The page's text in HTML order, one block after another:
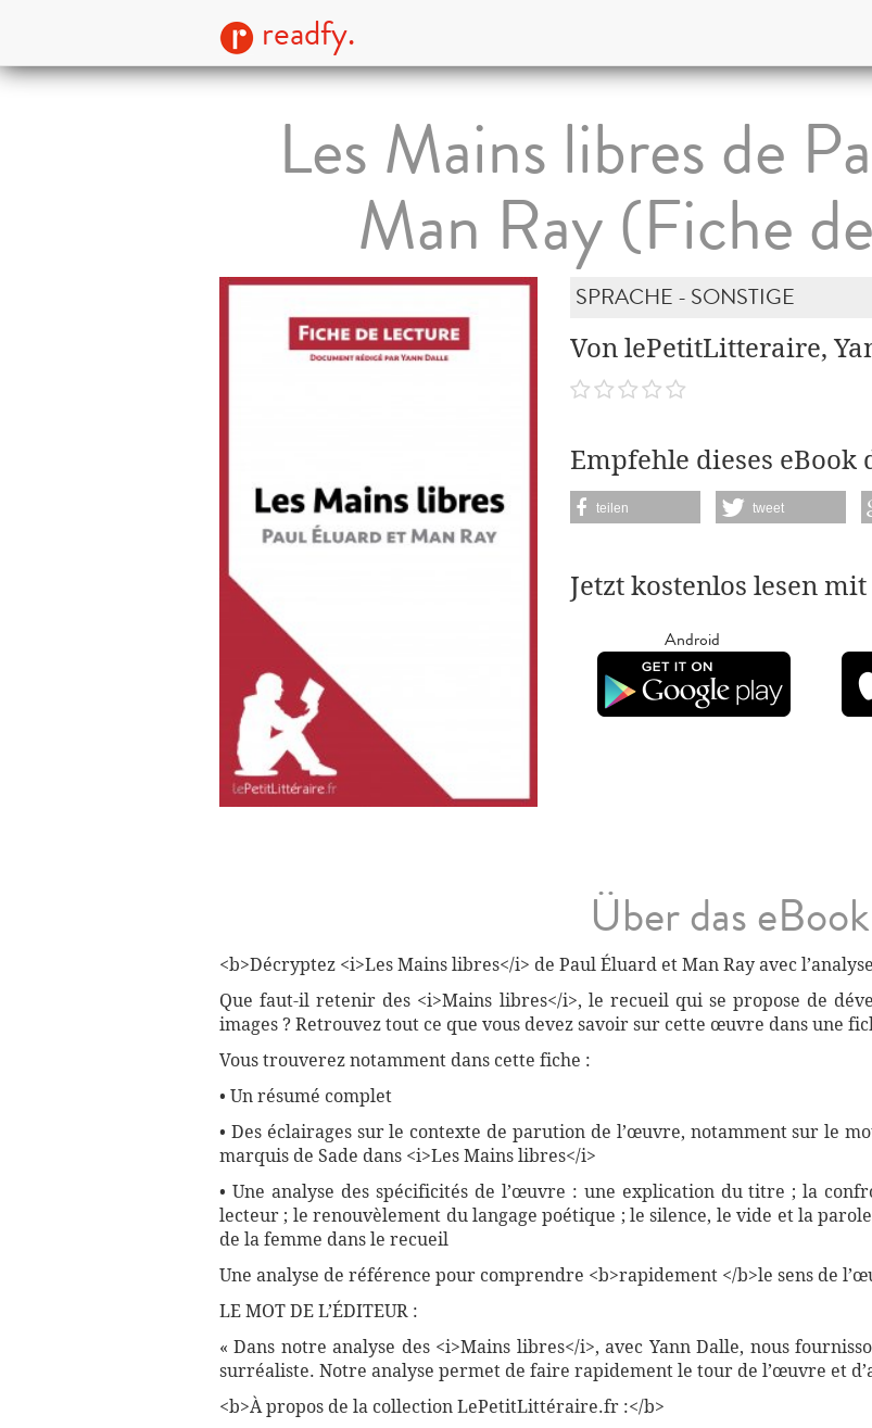
readfy.
Les Mains libres de
Man Ray (Fiche
SPRACHE - SONSTIGE
Von lePetitLitteraire,
Empfehle dieses eBook
teilen tweet
Jetzt kostenlos lesen
Android
Über das eBook
<b>Décryptez <i>Les Mains libres</i> de Paul Éluard et Man Ray avec
Que faut-il retenir des <i>Mains libres</i>, le recueil qui se propose de
images ? Retrouvez tout ce que vous devez savoir sur cette œuvre dans une
Vous trouverez notamment dans cette fiche :
• Un résumé complet
• Des éclairages sur le contexte de parution de l’œuvre, notamment sur le
marquis de Sade dans <i>Les Mains libres</i>
• Une analyse des spécificités de l’œuvre : une explication du titre ; la
lecteur ; le renouvèlement du langage poétique ; le silence, le vide et la
de la femme dans le recueil
Une analyse de référence pour comprendre <b>rapidement </b>le sens de
LE MOT DE L’ÉDITEUR :
« Dans notre analyse des <i>Mains libres</i>, avec Yann Dalle, nous
surréaliste. Notre analyse permet de faire rapidement le tour de l’œuvre et
<b>À propos de la collection LePetitLittéraire.fr :</b>